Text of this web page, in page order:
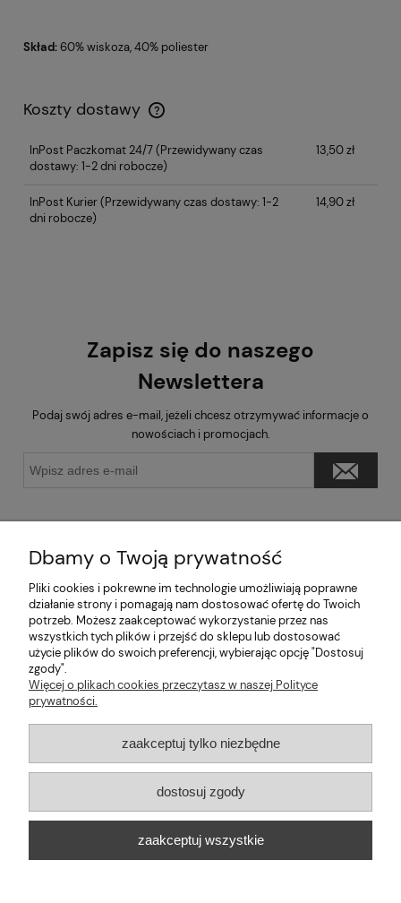
Skład:60% wiskoza, 40% poliester
Koszty dostawy
InPost Paczkomat 24/7(Przewidywany czas
dostawy: 1-2 dni robocze)
13,50 zł
InPost Kurier(Przewidywany czas dostawy: 1-2
dni robocze)
14,90 zł
Zapisz się do naszego
Newslettera
Podaj swój adres e-mail, jeżeli chcesz otrzymywać informacje o
nowościach i promocjach.
Pomoc
Moje konto
Informacje
2026 © mabaje
Sklep internetowy Shoper Premium
Tel.:534736451| NIP: 6772370993 REGON:
122658200
Dbamy o Twoją prywatność
Pliki cookies i pokrewne im technologie umożliwiają poprawne
działanie strony i pomagają nam dostosować ofertę do Twoich
potrzeb. Możesz zaakceptować wykorzystanie przez nas
wszystkich tych plików i przejść do sklepu lub dostosować
użycie plików do swoich preferencji, wybierając opcję "Dostosuj
zgody".
Więcej o plikach cookies przeczytasz w naszej Polityce
prywatności.
zaakceptuj tylko niezbędne
dostosuj zgody
zaakceptuj wszystkie